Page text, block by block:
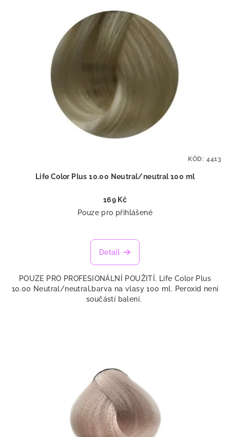
Life Color Plus 10.00 Neutral/neutral 100 ml
169 Kč
Pouze pro přihlášené
Detail
POUZE PRO PROFESIONÁLNÍ POUŽITÍ. Life Color Plus
10.00 Neutral/neutral,barva na vlasy 100 ml. Peroxid není
součástí balení.
KÓD: 4413